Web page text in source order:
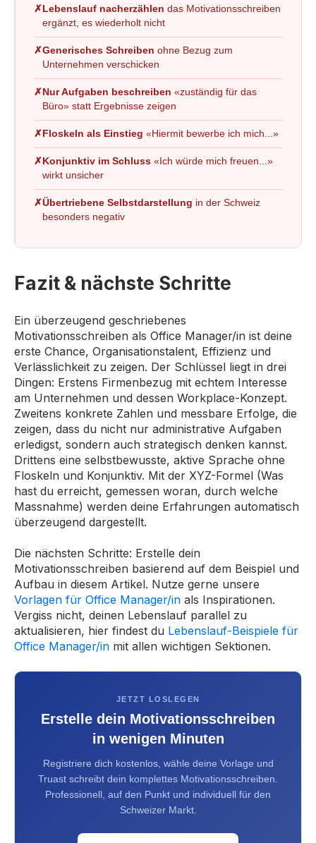
✗ Lebenslauf nacherzählen das Motivationsschreiben
ergänzt, es wiederholt nicht
✗Generisches Schreiben ohne Bezug zum
Unternehmen verschicken
✗ Nur Aufgaben beschreiben «zuständig für das
Büro» statt Ergebnisse zeigen
✗ Floskeln als Einstieg «Hiermit bewerbe ich mich...»
✗ Konjunktiv im Schluss «Ich würde mich freuen...»
wirkt unsicher
✗Übertriebene Selbstdarstellung in der Schweiz
besonders negativ
Fazit & nächste Schritte
Ein überzeugend geschriebenes
Motivationsschreiben als Office Manager/in ist deine
erste Chance, Organisationstalent, Effizienz und
Verlässlichkeit zu zeigen. Der Schlüssel liegt in drei
Dingen: Erstens Firmenbezug mit echtem Interesse
am Unternehmen und dessen Workplace-Konzept.
Zweitens konkrete Zahlen und messbare Erfolge, die
zeigen, dass du nicht nur administrative Aufgaben
erledigst, sondern auch strategisch denken kannst.
Drittens eine selbstbewusste, aktive Sprache ohne
Floskeln und Konjunktiv. Mit der XYZ-Formel (Was
hast du erreicht, gemessen woran, durch welche
Massnahme) werden deine Erfahrungen automatisch
überzeugend dargestellt.
Die nächsten Schritte: Erstelle dein
Motivationsschreiben basierend auf dem Beispiel und
Aufbau in diesem Artikel. Nutze gerne unsere
Vorlagen für Office Manager/in als Inspirationen.
Vergiss nicht, deinen Lebenslauf parallel zu
aktualisieren, hier findest du Lebenslauf-Beispiele für
Office Manager/in mit allen wichtigen Sektionen.
JETZT LOSLEGEN
Erstelle dein Motivationsschreiben
in wenigen Minuten
Registriere dich kostenlos, wähle deine Vorlage und
Truast schreibt dein komplettes Motivationsschreiben.
Professionell, auf den Punkt und individuell für den
Schweizer Markt.